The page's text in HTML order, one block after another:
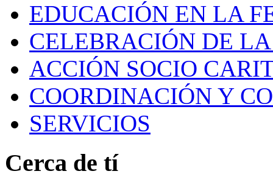
EDUCACIÓN EN LA
CELEBRACIÓN DE
ACCIÓN SOCIO
COORDINACIÓN Y
SERVICIOS
Cerca de tí